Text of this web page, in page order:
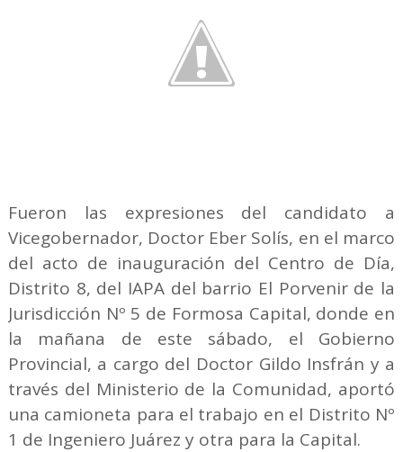
Fueron las expresiones del candidato a
Vicegobernador, Doctor Eber Solís, en el marco
del acto de inauguración del Centro de Día,
Distrito 8, del IAPA del barrio El Porvenir de la
Jurisdicción Nº 5 de Formosa Capital, donde en
la mañana de este sábado, el Gobierno
Provincial, a cargo del Doctor Gildo Insfrán y a
través del Ministerio de la Comunidad, aportó
una camioneta para el trabajo en el Distrito Nº
1 de Ingeniero Juárez y otra para la Capital.